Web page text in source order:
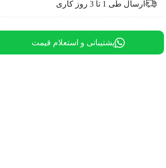
ارسال طی 1 تا 3 روز کاری
پشتیبانی و استعلام قیمت